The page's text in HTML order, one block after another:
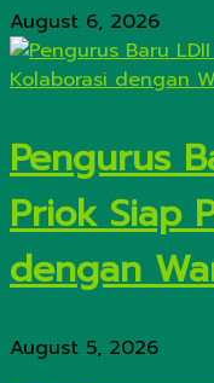
August 6, 2026
Pengurus
Priok Siap
dengan
August 5, 2026